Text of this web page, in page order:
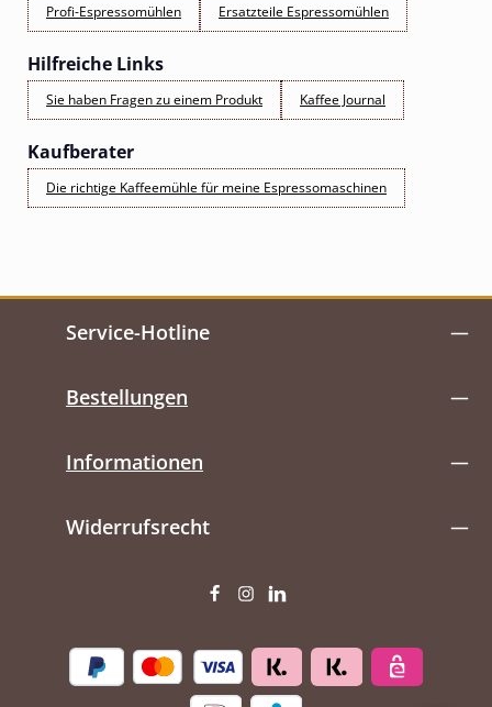
Profi-Espressomühlen Ersatzteile Espressomühlen
Hilfreiche Links
Sie haben Fragen zu einem Produkt Kaffee Journal
Kaufberater
Die richtige Kaffeemühle für meine Espressomaschinen
Service-Hotline
Bestellungen
Informationen
Widerrufsrecht